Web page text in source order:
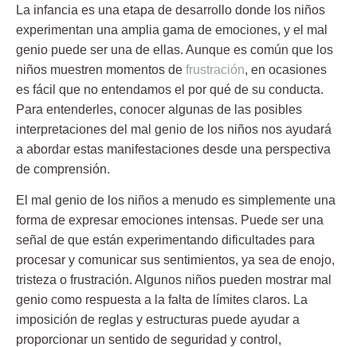
La infancia es una etapa de desarrollo donde los niños
experimentan una amplia gama de emociones, y el mal
genio puede ser una de ellas. Aunque es común que los
niños muestren momentos de frustración, en ocasiones
es fácil que no entendamos el por qué de su conducta.
Para entenderles, conocer algunas de las posibles
interpretaciones del mal genio de los niños nos ayudará
a abordar estas manifestaciones desde una perspectiva
de comprensión.
El mal genio de los niños a menudo es simplemente una
forma de expresar emociones intensas. Puede ser una
señal de que están experimentando dificultades para
procesar y comunicar sus sentimientos, ya sea de enojo,
tristeza o frustración. Algunos niños pueden mostrar mal
genio como respuesta a la falta de límites claros. La
imposición de reglas y estructuras puede ayudar a
proporcionar un sentido de seguridad y control,